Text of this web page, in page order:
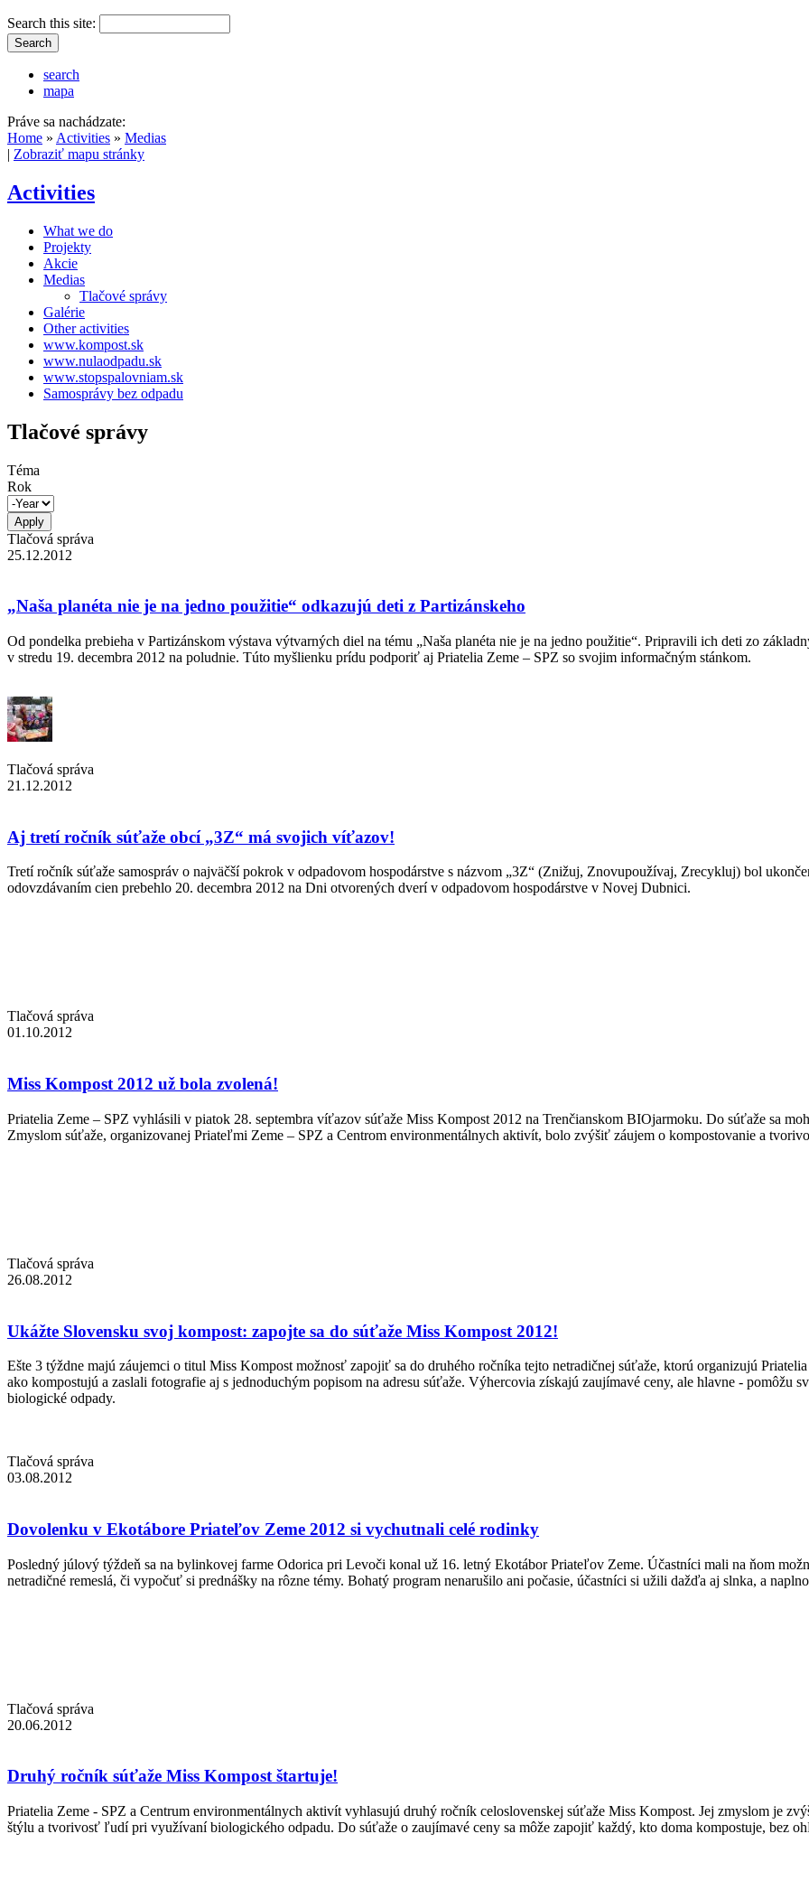
Search this site:
search
mapa
Práve sa nachádzate:
Home » Activities » Medias
| Zobraziť mapu stránky
Activities
What we do
Projekty
Akcie
Medias
Tlačové správy
Galérie
Other activities
www.kompost.sk
www.nulaodpadu.sk
www.stopspalovniam.sk
Samosprávy bez odpadu
Tlačové správy
Téma
Rok
Tlačová správa
25.12.2012
„Naša planéta nie je na jedno použitie“ odkazujú deti z Partizánskeho
Od pondelka prebieha v Partizánskom výstava výtvarných diel na tému „Naša planéta nie je na jedno použitie“. Pripravili ich deti zo
v stredu 19. decembra 2012 na poludnie. Túto myšlienku prídu podporiť aj Priatelia Zeme – SPZ so svojim informačným stánkom.
Tlačová správa
21.12.2012
Aj tretí ročník súťaže obcí „3Z“ má svojich víťazov!
Tretí ročník súťaže samospráv o najväčší pokrok v odpadovom hospodárstve s názvom „3Z“ (Znižuj, Znovupoužívaj, Zrecykluj) bol
odovzdávaním cien prebehlo 20. decembra 2012 na Dni otvorených dverí v odpadovom hospodárstve v Novej Dubnici.
Tlačová správa
01.10.2012
Miss Kompost 2012 už bola zvolená!
Priatelia Zeme – SPZ vyhlásili v piatok 28. septembra víťazov súťaže Miss Kompost 2012 na Trenčianskom BIOjarmoku. Do súťaže sa
Zmyslom súťaže, organizovanej Priateľmi Zeme – SPZ a Centrom environmentálnych aktivít, bolo zvýšiť záujem o kompostovanie a
Tlačová správa
26.08.2012
Ukážte Slovensku svoj kompost: zapojte sa do súťaže Miss Kompost 2012!
Ešte 3 týždne majú záujemci o titul Miss Kompost možnosť zapojiť sa do druhého ročníka tejto netradičnej súťaže, ktorú organizujú
ako kompostujú a zaslali fotografie aj s jednoduchým popisom na adresu súťaže. Výhercovia získajú zaujímavé ceny, ale hlavne -
biologické odpady.
Tlačová správa
03.08.2012
Dovolenku v Ekotábore Priateľov Zeme 2012 si vychutnali celé rodinky
Posledný júlový týždeň sa na bylinkovej farme Odorica pri Levoči konal už 16. letný Ekotábor Priateľov Zeme. Účastníci mali na ňom
netradičné remeslá, či vypočuť si prednášky na rôzne témy. Bohatý program nenarušilo ani počasie, účastníci si užili dažďa aj slnka, a
Tlačová správa
20.06.2012
Druhý ročník súťaže Miss Kompost štartuje!
Priatelia Zeme - SPZ a Centrum environmentálnych aktivít vyhlasujú druhý ročník celoslovenskej súťaže Miss Kompost. Jej zmyslom je
štýlu a tvorivosť ľudí pri využívaní biologického odpadu. Do súťaže o zaujímavé ceny sa môže zapojiť každý, kto doma kompostuje, bez